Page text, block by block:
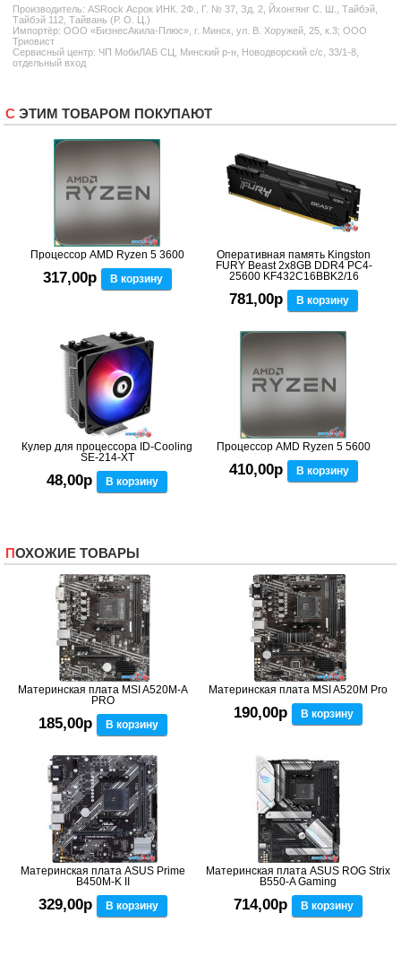
Производитель:ASRock Асрок ИНК. 2Ф., Г. № 37, Зд. 2, Йхонгянг С. Ш., Тайбэй,
Тайбэй 112, Тайвань (Р. О. Ц.)
Импортёр: ООО «БизнесАкила-Плюс», г. Минск, ул. В. Хоружей, 25, к.3; ООО
Триовист
Сервисный центр: ЧП МобиЛАБ СЦ, Минский р-н, Новодворский с/с, 33/1-8,
отдельный вход
С ЭТИМ ТОВАРОМ ПОКУПАЮТ
Процессор AMD Ryzen 5 3600
317,00р В корзину
Оперативная память Kingston
FURY Beast 2x8GB DDR4 PC4-
25600 KF432C16BBK2/16
781,00р В корзину
Кулер для процессора ID-Cooling
SE-214-XT
48,00р В корзину
Процессор AMD Ryzen 5 5600
410,00р В корзину
ПОХОЖИЕ ТОВАРЫ
Материнская плата MSI A520M-A
PRO
185,00р В корзину
Материнская плата MSI A520M Pro
190,00р В корзину
Материнская плата ASUS Prime
B450M-K II
329,00р В корзину
Материнская плата ASUS ROG Strix
B550-A Gaming
714,00р В корзину